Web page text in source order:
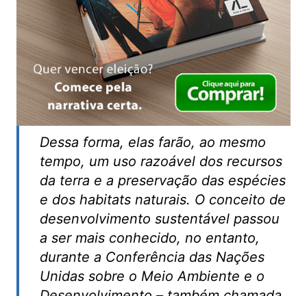
Dessa forma, elas farão, ao mesmo
tempo, um uso razoável dos recursos
da terra e a preservação das espécies
e dos habitats naturais. O conceito de
desenvolvimento sustentável passou
a ser mais conhecido, no entanto,
durante a Conferência das Nações
Unidas sobre o Meio Ambiente e o